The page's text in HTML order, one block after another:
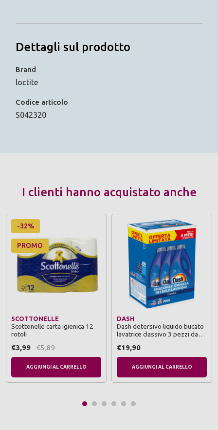
Dettagli sul prodotto
Brand
loctite
Codice articolo
S042320
I clienti hanno acquistato anche
-32%
PROMO
SCOTTONELLE
Scottonelle carta igienica 12
rotoli
€3,99 €5,89
AGGIUNGI AL CARRELLO
DASH
Dash detersivo liquido bucato
lavatrice classivo 3 pezzi da
€19,90
AGGIUNGI AL CARRELLO